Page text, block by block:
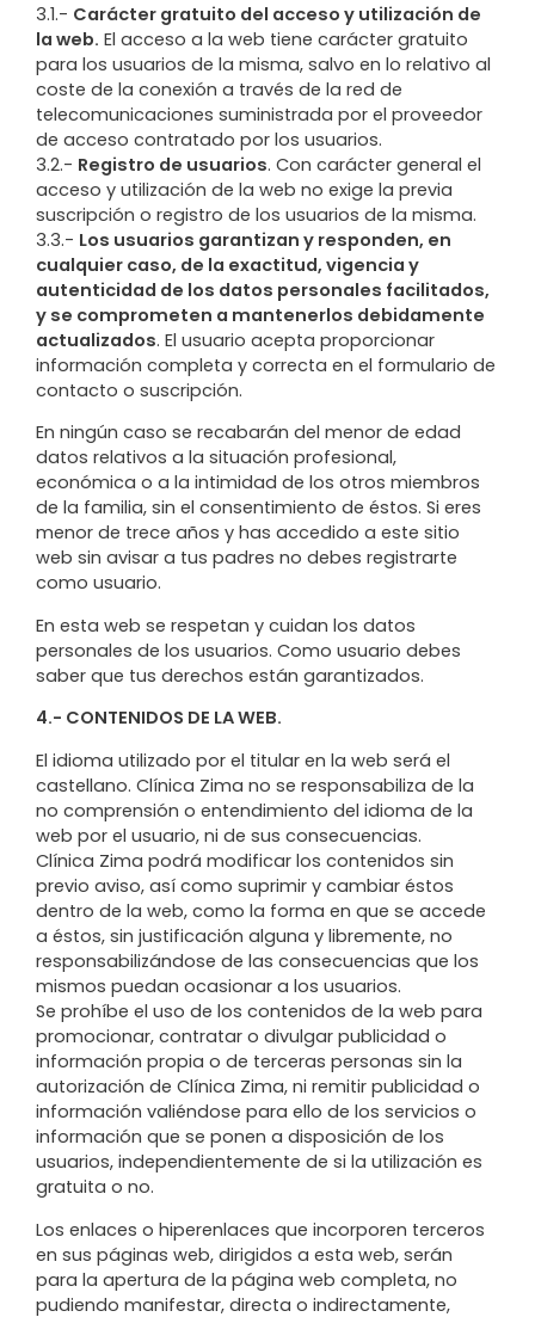
3.1.- Carácter gratuito del acceso y utilización de
la web. El acceso a la web tiene carácter gratuito
para los usuarios de la misma, salvo en lo relativo al
coste de la conexión a través de la red de
telecomunicaciones suministrada por el proveedor
de acceso contratado por los usuarios.
3.2.- Registro de usuarios. Con carácter general el
acceso y utilización de la web no exige la previa
suscripción o registro de los usuarios de la misma.
3.3.- Los usuarios garantizan y responden, en
cualquier caso, de la exactitud, vigencia y
autenticidad de los datos personales facilitados,
y se comprometen a mantenerlos debidamente
actualizados. El usuario acepta proporcionar
información completa y correcta en el formulario de
contacto o suscripción.
En ningún caso se recabarán del menor de edad
datos relativos a la situación profesional,
económica o a la intimidad de los otros miembros
de la familia, sin el consentimiento de éstos. Si eres
menor de trece años y has accedido a este sitio
web sin avisar a tus padres no debes registrarte
como usuario.
En esta web se respetan y cuidan los datos
personales de los usuarios. Como usuario debes
saber que tus derechos están garantizados.
4.- CONTENIDOS DE LA WEB.
El idioma utilizado por el titular en la web será el
castellano. Clínica Zima no se responsabiliza de la
no comprensión o entendimiento del idioma de la
web por el usuario, ni de sus consecuencias.
Clínica Zima podrá modificar los contenidos sin
previo aviso, así como suprimir y cambiar éstos
dentro de la web, como la forma en que se accede
a éstos, sin justificación alguna y libremente, no
responsabilizándose de las consecuencias que los
mismos puedan ocasionar a los usuarios.
Se prohíbe el uso de los contenidos de la web para
promocionar, contratar o divulgar publicidad o
información propia o de terceras personas sin la
autorización de Clínica Zima, ni remitir publicidad o
información valiéndose para ello de los servicios o
información que se ponen a disposición de los
usuarios, independientemente de si la utilización es
gratuita o no.
Los enlaces o hiperenlaces que incorporen terceros
en sus páginas web, dirigidos a esta web, serán
para la apertura de la página web completa, no
pudiendo manifestar, directa o indirectamente,